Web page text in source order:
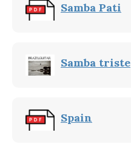
Samba Pati
Samba triste
Spain